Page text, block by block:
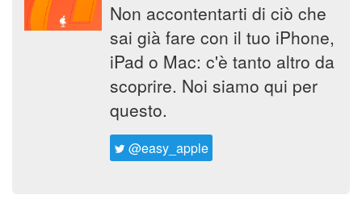
Non accontentarti di ciò che
sai già fare con il tuo iPhone,
iPad o Mac: c'è tanto altro da
scoprire. Noi siamo qui per
questo.
@easy_apple